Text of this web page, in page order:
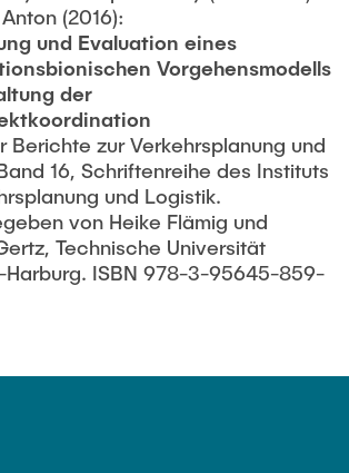
(2016):
und Evaluation eines
Vorgehensmodells
der
Berichte zur Verkehrsplanung und
16, Schriftenreihe des Instituts
und Logistik.
von Heike Flämig und
Technische Universität
Harburg. ISBN 978-3-95645-859-